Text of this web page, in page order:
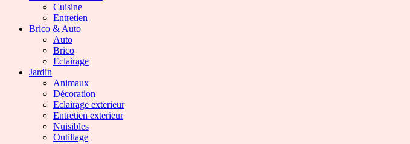
Cuisine
Entretien
Brico & Auto
Auto
Brico
Eclairage
Jardin
Animaux
Décoration
Eclairage exterieur
Entretien exterieur
Nuisibles
Outillage